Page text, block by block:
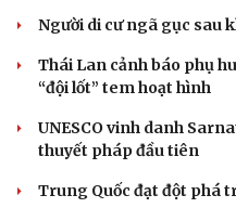
Người di cư ngã gục sau
Thái Lan cảnh báo phụ
“đội lốt” tem hoạt hình
UNESCO vinh danh
thuyết pháp đầu tiên
Trung Quốc đạt đột phá